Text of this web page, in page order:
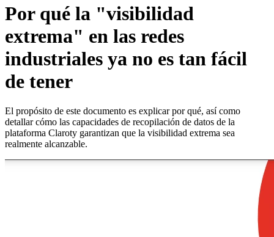
Por qué la "visibilidad
extrema" en las redes
industriales ya no es tan fácil
de tener
El propósito de este documento es explicar por qué, así como
detallar cómo las capacidades de recopilación de datos de la
plataforma Claroty garantizan que la visibilidad extrema sea
realmente alcanzable.